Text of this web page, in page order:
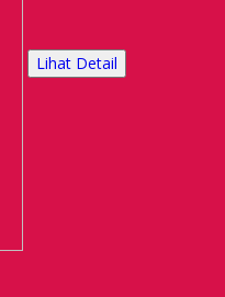
Lihat Detail